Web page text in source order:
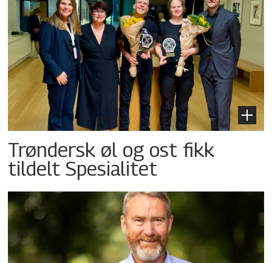
Trøndersk øl og ost fikk
tildelt Spesialitet